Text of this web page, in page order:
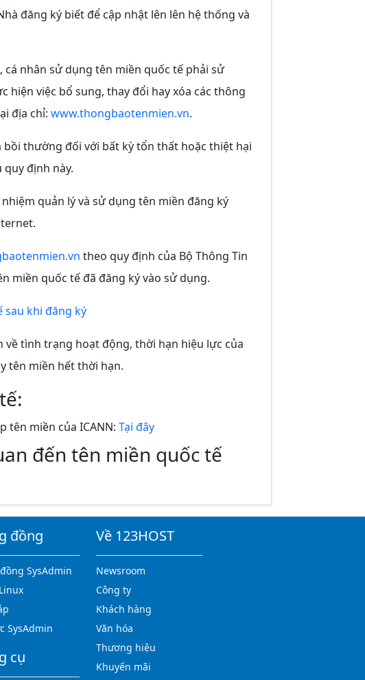
đăng ký biết để cập nhật lên lên hệ thống và
nhân sử dụng tên miền quốc tế phải sử
hiện việc bổ sung, thay đổi hay xóa các thông
địa chỉ: www.thongbaotenmien.vn.
thường đối với bất kỳ tổn thất hoặc thiệt hại
định này.
quản lý và sử dụng tên miền đăng ký
theo quy định của Bộ Thông Tin
miền quốc tế đã đăng ký vào sử dụng.
sau khi đăng ký
tình trạng hoạt động, thời hạn hiệu lực của
tên miền hết thời hạn.
tên miền của ICANN: Tại đây
đến tên miền quốc tế
đồng
SysAdmin
SysAdmin
cụ
Về 123HOST
Newsroom
Công ty
Khách hàng
Văn hóa
Thương hiệu
Khuyến mãi